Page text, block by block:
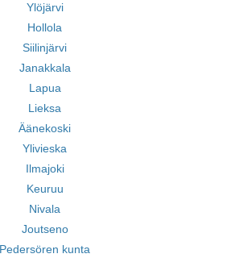
Ylöjärvi
Hollola
Siilinjärvi
Janakkala
Lapua
Lieksa
Äänekoski
Ylivieska
Ilmajoki
Keuruu
Nivala
Joutseno
Pedersören kunta